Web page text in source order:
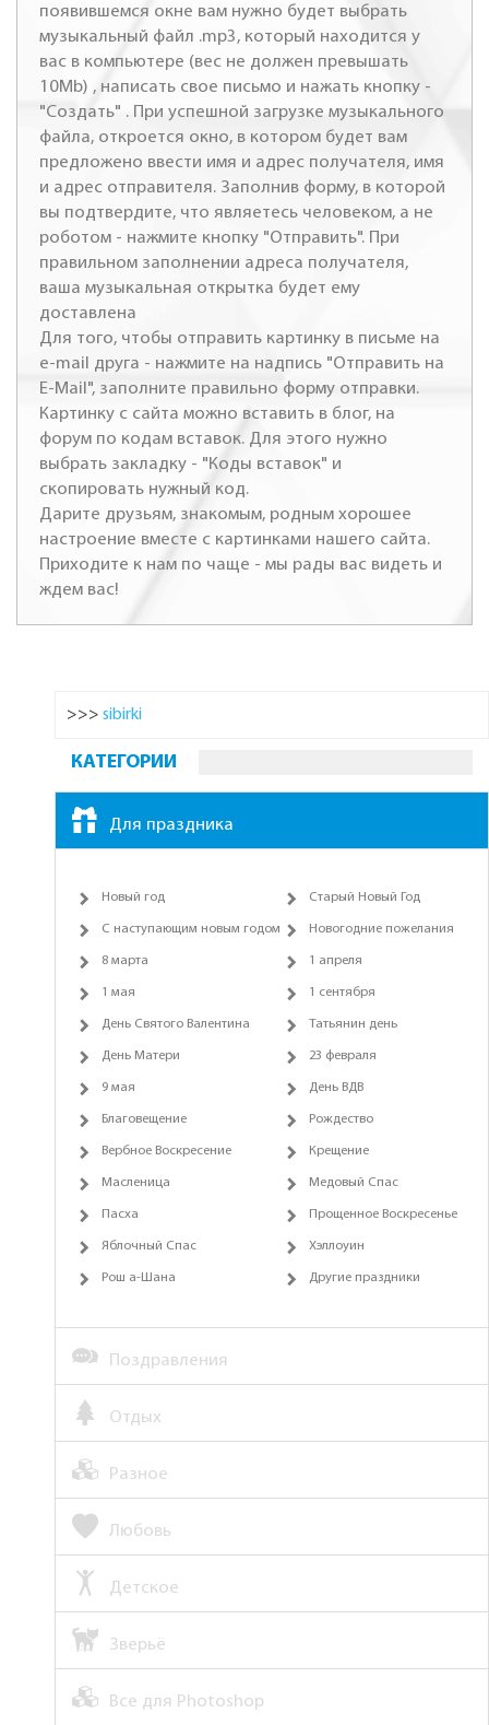
появившемся окне вам нужно будет выбрать
музыкальный файл .mp3, который находится у
вас в компьютере (вес не должен превышать
10Mb) , написать свое письмо и нажать кнопку -
"Создать" . При успешной загрузке музыкального
файла, откроется окно, в котором будет вам
предложено ввести имя и адрес получателя, имя
и адрес отправителя. Заполнив форму, в которой
вы подтвердите, что являетесь человеком, а не
роботом - нажмите кнопку "Отправить". При
правильном заполнении адреса получателя,
ваша музыкальная открытка будет ему
доставлена
Для того, чтобы отправить картинку в письме на
e-mail друга - нажмите на надпись "Отправить на
E-Mail", заполните правильно форму отправки.
Картинку с сайта можно вставить в блог, на
форум по кодам вставок. Для этого нужно
выбрать закладку - "Коды вставок" и
скопировать нужный код.
Дарите друзьям, знакомым, родным хорошее
настроение вместе с картинками нашего сайта.
Приходите к нам по чаще - мы рады вас видеть и
ждем вас!
>>> sibirki
КАТЕГОРИИ
Для праздника
Новый год Старый Новый Год
С наступающим новым годом Новогодние пожелания
8 марта 1 апреля
1 мая 1 сентября
День Святого Валентина Татьянин день
День Матери 23 февраля
9 мая День ВДВ
Благовещение Рождество
Вербное Воскресение Крещение
Масленица Медовый Спас
Пасха Прощенное Воскресенье
Яблочный Спас Хэллоуин
Рош а-Шана Другие праздники
Поздравления
Отдых
Разное
Любовь
Детское
Зверьё
Все для Photoshop